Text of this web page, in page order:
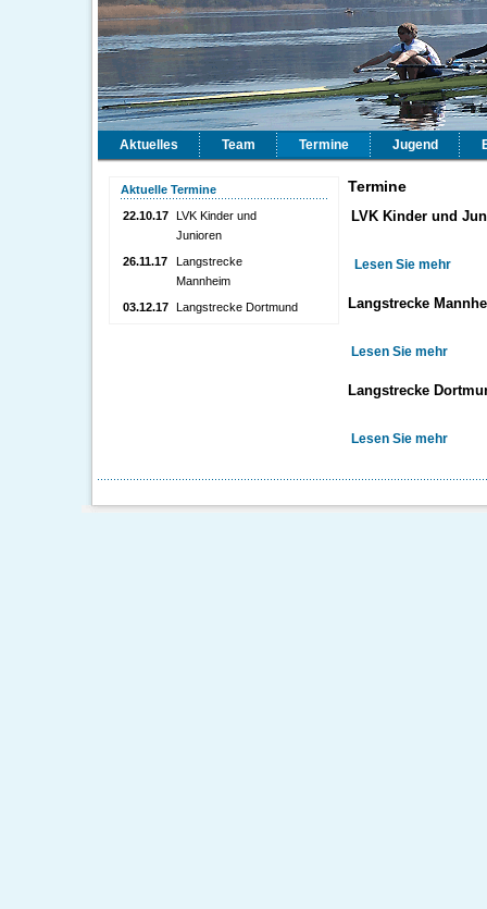
Aktuelles Team Termine Jugend
Aktuelle Termine
22.10.17 LVK Kinder und
Junioren
26.11.17
Langstrecke
Mannheim
03.12.17 Langstrecke Dortmund
Termine
LVK Kinder und
Lesen Sie mehr
Langstrecke
Lesen Sie mehr
Langstrecke
Lesen Sie mehr